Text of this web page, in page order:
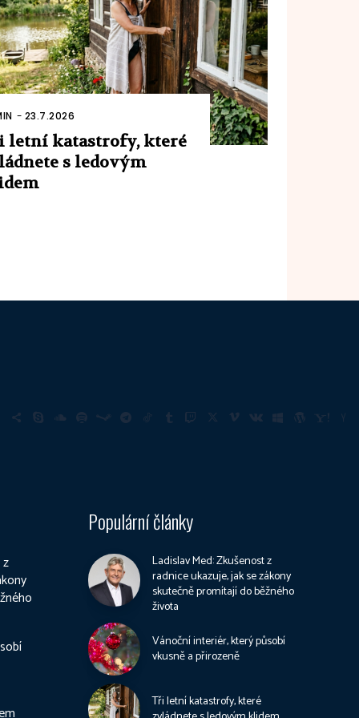
- 23.7.2026
letní katastrofy, které
s ledovým
Populární články
Ladislav Med: Zkušenost z
radnice ukazuje, jak se zákony
skutečně promítají do běžného
života
Vánoční interiér, který působí
vkusně a přirozeně
Tři letní katastrofy, které